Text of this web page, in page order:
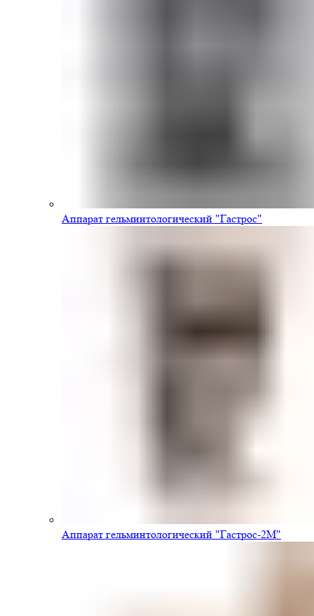
Аппарат гельминтологический "Гастрос"
Аппарат гельминтологический "Гастрос-2М"